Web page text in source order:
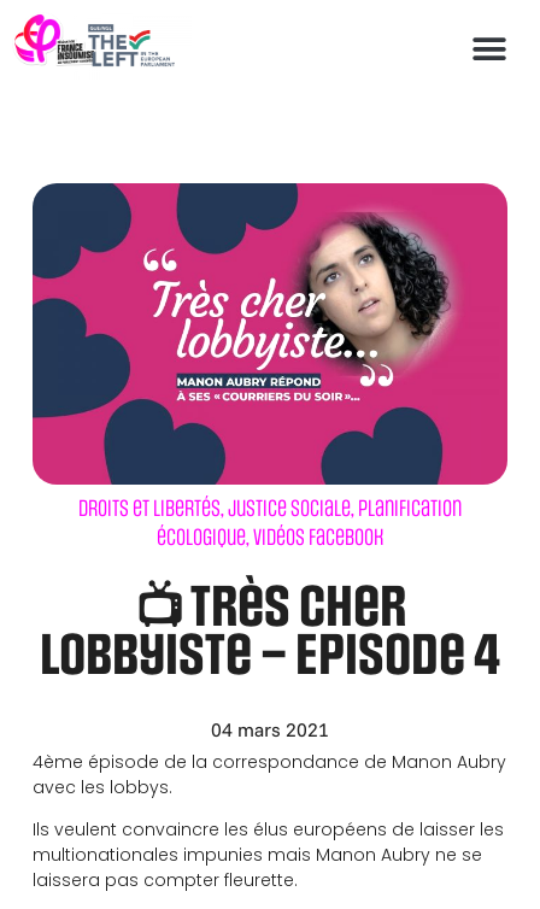
Droits et libertés,Justice sociale,Planification
écologique,Vidéos Facebook
📺 Très cher
lobbyiste – Episode 4
04 mars 2021
4ème épisode de la correspondance de Manon Aubry
avec les lobbys.
Ils veulent convaincre les élus européens de laisser les
multionationales impunies mais Manon Aubry ne se
laissera pas compter fleurette.